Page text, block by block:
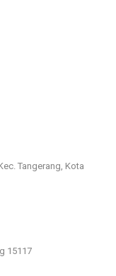
Tangerang, Kota
15117